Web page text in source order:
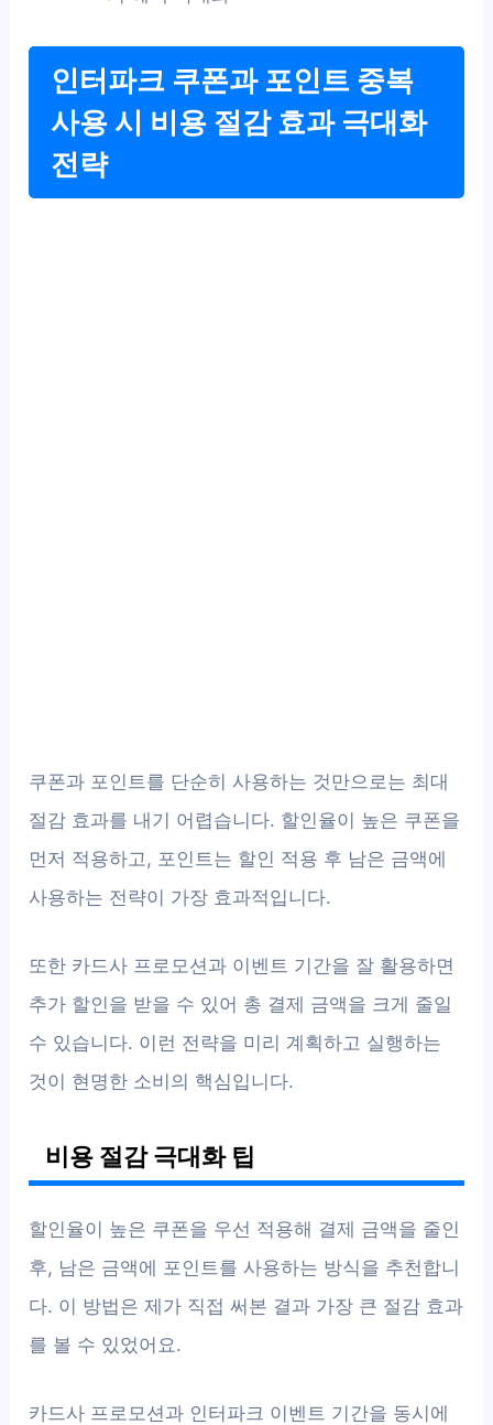
인터파크 쿠폰과 포인트 중복
사용 시 비용 절감 효과 극대화
전략
쿠폰과 포인트를 단순히 사용하는 것만으로는 최대
절감 효과를 내기 어렵습니다. 할인율이 높은 쿠폰을
먼저 적용하고, 포인트는 할인 적용 후 남은 금액에
사용하는 전략이 가장 효과적입니다.
또한 카드사 프로모션과 이벤트 기간을 잘 활용하면
추가 할인을 받을 수 있어 총 결제 금액을 크게 줄일
수 있습니다. 이런 전략을 미리 계획하고 실행하는
것이 현명한 소비의 핵심입니다.
비용 절감 극대화 팁
할인율이 높은 쿠폰을 우선 적용해 결제 금액을 줄인
후, 남은 금액에 포인트를 사용하는 방식을 추천합니
다. 이 방법은 제가 직접 써본 결과 가장 큰 절감 효과
를 볼 수 있었어요.
카드사 프로모션과 인터파크 이벤트 기간을 동시에